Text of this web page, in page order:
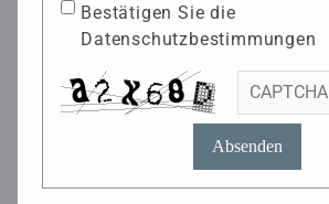
Bestätigen Sie die
Datenschutzbestimmungen
Absenden